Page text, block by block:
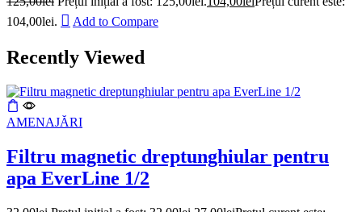
104,00lei.
Add to Compare
Recently Viewed
AMENAJĂRI
Filtru magnetic dreptunghiular pentru
apa EverLine 1/2